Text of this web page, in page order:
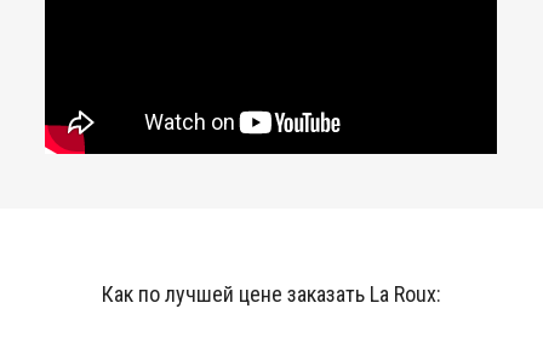
Как по лучшей цене заказать La Roux: